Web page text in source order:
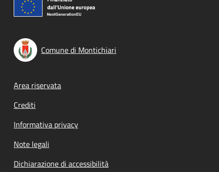
Comune di Montichiari
Footer menu
Area riservata
Crediti
Informativa privacy
Note legali
Dichiarazione di accessibilità